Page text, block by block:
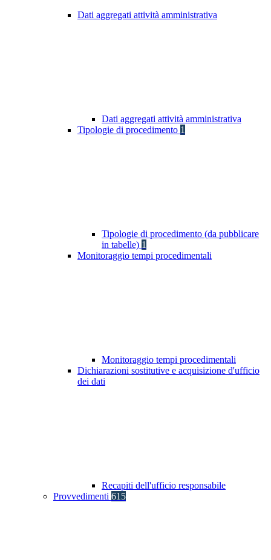
Dati aggregati attività amministrativa
Dati aggregati attività amministrativa
Tipologie di procedimento 1
Tipologie di procedimento (da pubblicare
in tabelle) 1
Monitoraggio tempi procedimentali
Monitoraggio tempi procedimentali
Dichiarazioni sostitutive e acquisizione d'ufficio
dei dati
Recapiti dell'ufficio responsabile
Provvedimenti 615